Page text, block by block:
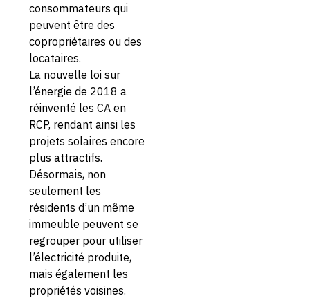
consommateurs qui
peuvent être des
copropriétaires ou des
locataires.
La nouvelle loi sur
l’énergie de 2018 a
réinventé les CA en
RCP, rendant ainsi les
projets solaires encore
plus attractifs.
Désormais, non
seulement les
résidents d’un même
immeuble peuvent se
regrouper pour utiliser
l’électricité produite,
mais également les
propriétés voisines.